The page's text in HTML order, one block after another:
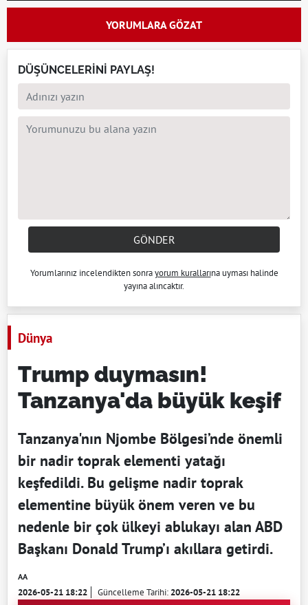
YORUMLARA GÖZAT
DÜŞÜNCELERİNİ PAYLAŞ!
GÖNDER
Yorumlarınız incelendikten sonrayorum kurallarına uyması halinde
yayına alıncaktır.
Dünya
Trump duymasın!
Tanzanya'da büyük keşif
Tanzanya'nın Njombe Bölgesi’nde önemli
bir nadir toprak elementi yatağı
keşfedildi. Bu gelişme nadir toprak
elementine büyük önem veren ve bu
nedenle bir çok ülkeyi ablukayı alan ABD
Başkanı Donald Trump’ı akıllara getirdi.
AA
2026-05-21 18:22 Güncelleme Tarihi:2026-05-21 18:22